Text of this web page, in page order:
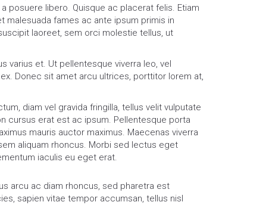
posuere libero. Quisque ac placerat felis. Etiam
fames ac ante ipsum primis in
laoreet, sem orci molestie tellus, ut
varius et. Ut pellentesque viverra leo, vel
Donec sit amet arcu ultrices, porttitor lorem at,
diam vel gravida fringilla, tellus velit vulputate
cursus erat est ac ipsum. Pellentesque porta
mauris auctor maximus. Maecenas viverra
aliquam rhoncus. Morbi sed lectus eget
iaculis eu eget erat.
arcu ac diam rhoncus, sed pharetra est
sapien vitae tempor accumsan, tellus nisl